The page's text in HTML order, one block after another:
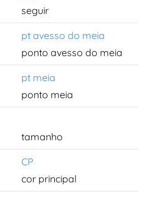
seguir
pt avesso do meia
ponto avesso do meia
pt meia
ponto meia
tamanho
CP
cor principal